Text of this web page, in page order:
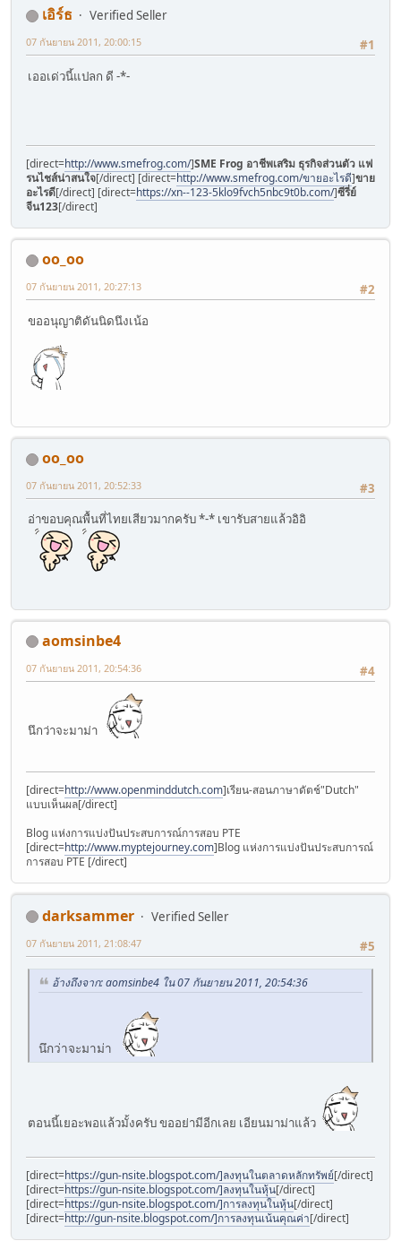
เอิร์ธ
Verified Seller
#1
07 กันยายน 2011, 20:00:15
เออเด่วนี้แปลก ดี -*-
[direct=http://www.smefrog.com/]SME Frog อาชีพเสริม ธุรกิจส่วนตัว แฟ
รนไชส์น่าสนใจ[/direct] [direct=http://www.smefrog.com/ขายอะไรดี]ขาย
อะไรดี[/direct] [direct=https://xn--123-5klo9fvch5nbc9t0b.com/]ซีรี่ย์
จีน123[/direct]
oo_oo
#2
07 กันยายน 2011, 20:27:13
ขออนุญาติดันนิดนึงเน้อ
oo_oo
#3
07 กันยายน 2011, 20:52:33
อ่าขอบคุณพื้นที่ไทยเสียวมากครับ *-* เขารับสายแล้วอิอิ
aomsinbe4
#4
07 กันยายน 2011, 20:54:36
นึกว่าจะมาม่า
[direct=http://www.openminddutch.com]เรียน-สอนภาษาดัตช์"Dutch"
แบบเห็นผล[/direct]
Blog แห่งการแบ่งปันประสบการณ์การสอบ PTE
[direct=http://www.myptejourney.com]Blog แห่งการแบ่งปันประสบการณ์
การสอบ PTE [/direct]
darksammer
Verified Seller
#5
07 กันยายน 2011, 21:08:47
อ้างถึงจาก: aomsinbe4 ใน 07 กันยายน 2011, 20:54:36
นึกว่าจะมาม่า
ตอนนี้เยอะพอแล้วมั้งครับ ขออย่ามีอีกเลย เอียนมาม่าแล้ว
[direct=https://gun-nsite.blogspot.com/]ลงทุนในตลาดหลักทรัพย์[/direct]
[direct=https://gun-nsite.blogspot.com/]ลงทุนในหุ้น[/direct]
[direct=https://gun-nsite.blogspot.com/]การลงทุนในหุ้น[/direct]
[direct=http://gun-nsite.blogspot.com/]การลงทุนเน้นคุณค่า[/direct]